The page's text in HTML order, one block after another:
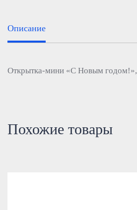
Описание
Открытка-мини «С Новым годом!»,
Похожие товары